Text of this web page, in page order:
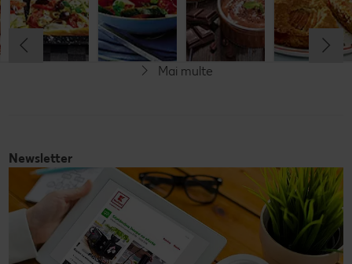
Cel mult 60 minute
Simplu
Cel mult 30 minute
Simplu
Cel mult 60 minute
Simplu
Simplu
Mai multe
Newsletter